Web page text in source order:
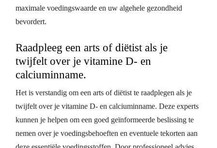
maximale voedingswaarde en uw algehele gezondheid
bevordert.
Raadpleeg een arts of diëtist als je
twijfelt over je vitamine D- en
calciuminname.
Het is verstandig om een arts of diëtist te raadplegen als je
twijfelt over je vitamine D- en calciuminname. Deze experts
kunnen je helpen om een goed geïnformeerde beslissing te
nemen over je voedingsbehoeften en eventuele tekorten aan